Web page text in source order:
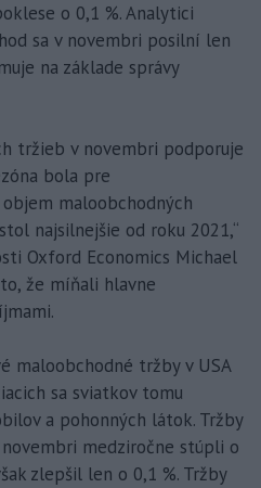
o 0,1 %. Analytici
sa v novembri posilní len
na základe správy
tržieb v novembri podporuje
bola pre
maloobchodných
najsilnejšie od roku 2021,“
Oxford Economics Michael
že míňali hlavne
maloobchodné tržby v USA
sa sviatkov tomu
a pohonných látok. Tržby
medziročne stúpli o
zlepšil len o 0,1 %. Tržby